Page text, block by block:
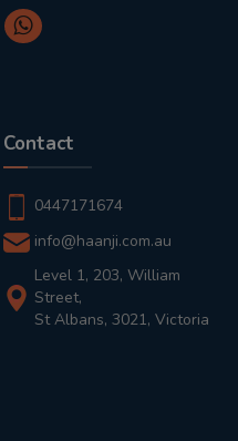
Contact
0447171674
info@haanji.com.au
Level 1, 203, William
Street,
St Albans, 3021, Victoria